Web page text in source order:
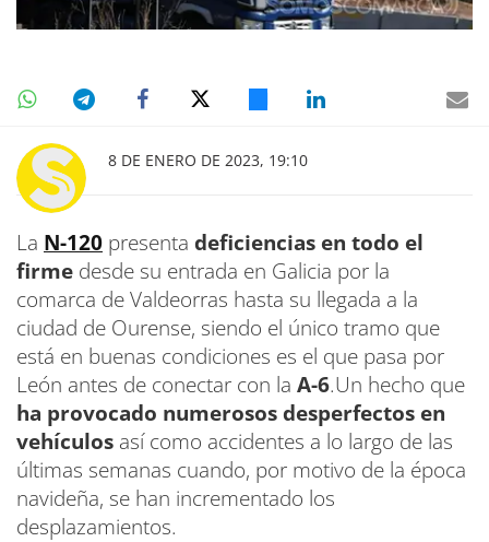
8 DE ENERO DE 2023, 19:10
La N-120 presenta deficiencias en todo el
firme desde su entrada en Galicia por la
comarca de Valdeorras hasta su llegada a la
ciudad de Ourense, siendo el único tramo que
está en buenas condiciones es el que pasa por
León antes de conectar con la A-6.Un hecho que
ha provocado numerosos desperfectos en
vehículos así como accidentes a lo largo de las
últimas semanas cuando, por motivo de la época
navideña, se han incrementado los
desplazamientos.